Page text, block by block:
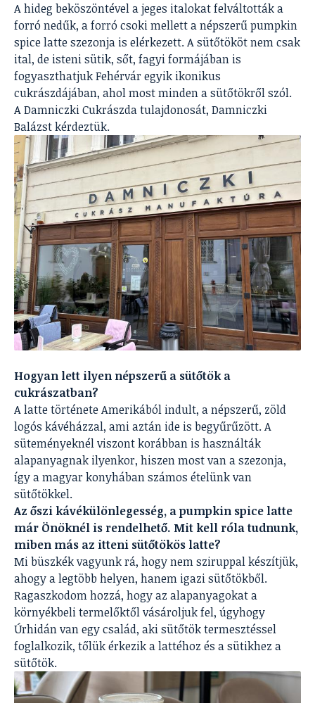
A hideg beköszöntével a jeges italokat felváltották a
forró nedűk, a forró csoki mellett a népszerű pumpkin
spice latte szezonja is elérkezett. A sütőtököt nem csak
ital, de isteni sütik, sőt, fagyi formájában is
fogyaszthatjuk Fehérvár egyik ikonikus
cukrászdájában, ahol most minden a sütőtökről szól.
A Damniczki Cukrászda tulajdonosát, Damniczki
Balázst kérdeztük.
Hogyan lett ilyen népszerű a sütőtök a
cukrászatban?
A latte története Amerikából indult, a népszerű, zöld
logós kávéházzal, ami aztán ide is begyűrűzött. A
süteményeknél viszont korábban is használták
alapanyagnak ilyenkor, hiszen most van a szezonja,
így a magyar konyhában számos ételünk van
sütőtökkel.
Az őszi kávékülönlegesség, a pumpkin spice latte
már Önöknél is rendelhető. Mit kell róla tudnunk,
miben más az itteni sütőtökös latte?
Mi büszkék vagyunk rá, hogy nem sziruppal készítjük,
ahogy a legtöbb helyen, hanem igazi sütőtökből.
Ragaszkodom hozzá, hogy az alapanyagokat a
környékbeli termelőktől vásároljuk fel, úgyhogy
Úrhidán van egy család, aki sütőtök termesztéssel
foglalkozik, tőlük érkezik a lattéhoz és a sütikhez a
sütőtök.